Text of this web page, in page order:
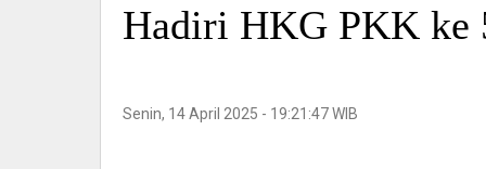
Hadiri HKG PKK ke
Senin, 14 April 2025 - 19:21:47 WIB